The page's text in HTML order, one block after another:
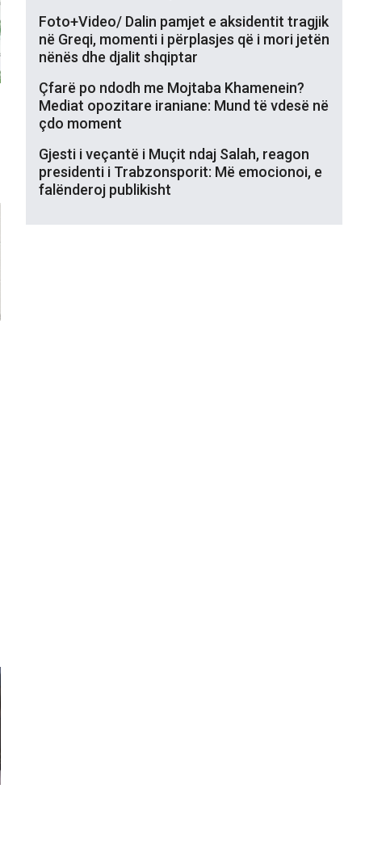
Foto+Video/ Dalin pamjet e aksidentit tragjik
në Greqi, momenti i përplasjes që i mori jetën
nënës dhe djalit shqiptar
Çfarë po ndodh me Mojtaba Khamenein?
Mediat opozitare iraniane: Mund të vdesë në
çdo moment
Gjesti i veçantë i Muçit ndaj Salah, reagon
presidenti i Trabzonsporit: Më emocionoi, e
falënderoj publikisht